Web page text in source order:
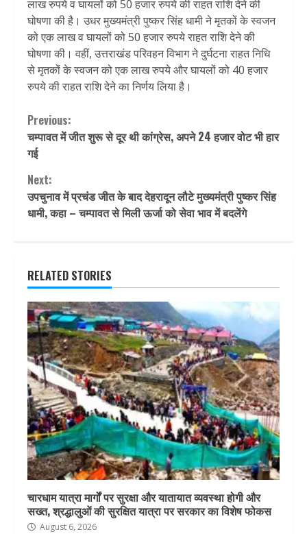
लाख रुपये व घायलों को 50 हजार रुपये की राहत राशि देने की
घोषणा की है। उधर मुख्यमंत्री पुष्कर सिंह धामी ने मृतकों के स्वजन
को एक लाख व घायलों को 50 हजार रुपये राहत राशि देने की
घोषणा की। वहीं, उत्तराखंड परिवहन विभाग ने दुर्घटना राहत निधि
से मृतकों के स्वजन को एक लाख रुपये और घायलों को 40 हजार
रुपये की राहत राशि देने का निर्णय लिया है।
Continue
Reading
Previous:
चम्पावत में जीत शुरू से दूर थी कांग्रेस, अपने 24 हजार वोट भी हार
गई
Next:
उपचुनाव में प्रचंड जीत के बाद देहरादून लौटे मुख्‍यमंत्री पुष्‍कर सिंह
धामी, कहा – चम्पावत से मिली ऊर्जा को सेवा भाव में बदलेंगे
RELATED STORIES
चारधाम यात्रा मार्गों पर सुरक्षा और यातायात व्यवस्था होगी और
सख्त, श्रद्धालुओं की सुरक्षित यात्रा पर सरकार का विशेष फोकस
August 6, 2026